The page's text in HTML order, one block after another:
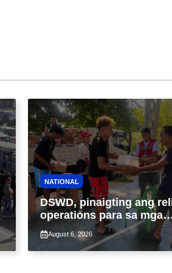
NATIONAL
DSWD, pinaigting ang
operations para sa mga
apektado ng habagat at
Bagyong Luis, Maymay
August 6, 2026